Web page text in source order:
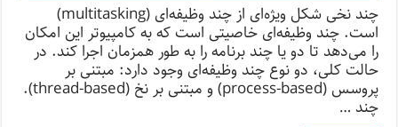
چند نخی شکل ویژه‌ای از چند وظیفه‌ای (multitasking)
است. چند وظیفه‌ای خاصیتی است که به کامپیوتر این امکان
را می‌دهد تا دو یا چند برنامه را به طور همزمان اجرا کند. در
حالت کلی، دو نوع چند وظیفه‌ای وجود دارد: مبتنی بر
پروسس‌ (process-based) و مبتنی بر نخ (thread-based).
چند …